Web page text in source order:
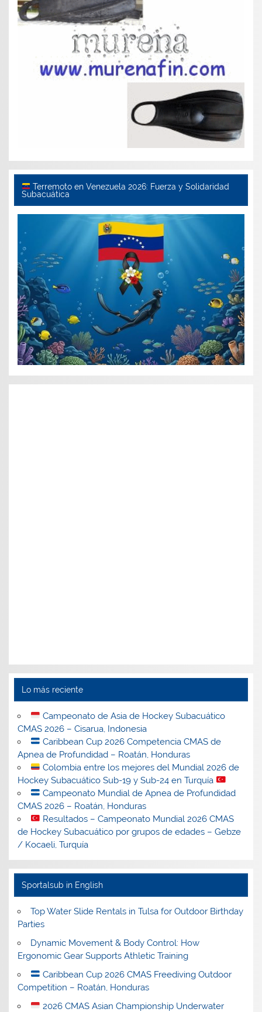
Terremoto en Venezuela 2026: Fuerza y Solidaridad
Subacuática
Lo más reciente
Campeonato de Asia de Hockey Subacuático
CMAS 2026 – Cisarua, Indonesia
Caribbean Cup 2026 Competencia CMAS de
Apnea de Profundidad – Roatán, Honduras
Colombia entre los mejores del Mundial 2026 de
Hockey Subacuático Sub-19 y Sub-24 en Turquía
Campeonato Mundial de Apnea de Profundidad
CMAS 2026 – Roatán, Honduras
Resultados – Campeonato Mundial 2026 CMAS
de Hockey Subacuático por grupos de edades – Gebze
/ Kocaeli, Turquía
Sportalsub in English
Top Water Slide Rentals in Tulsa for Outdoor Birthday
Parties
Dynamic Movement & Body Control: How
Ergonomic Gear Supports Athletic Training
Caribbean Cup 2026 CMAS Freediving Outdoor
Competition – Roatán, Honduras
2026 CMAS Asian Championship Underwater